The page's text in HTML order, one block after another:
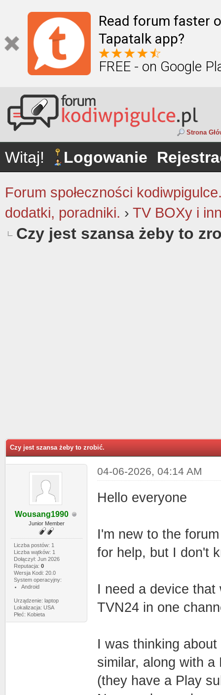
Read forum faster
Tapatalk app?
FREE - on Google
Strona
Witaj! Logowanie
Forum społeczności
dodatki, poradniki. › TV BOXy i
Czy jest szansa żeby to
Czy jest szansa żeby to zrobić.
Wousang1990
Junior Member
Liczba postów: 1
Liczba wątków: 1
Dołączył: Jun 2026
Reputacja: 0
Wersja Kodi: 20.0
System operacyjny:
Android
Urządzenie: laptop
Lokalizacja: USA
Płeć: Kobieta
04-06-2026, 04:14 AM
Hello everyone
I'm new to the
for help, but I don't
I need a device
TVN24 in one
I was thinking
similar, along with
(they have a Play